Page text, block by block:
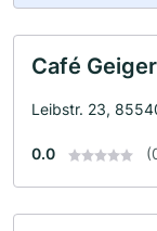
Café
Leibstr. 23,
0.0